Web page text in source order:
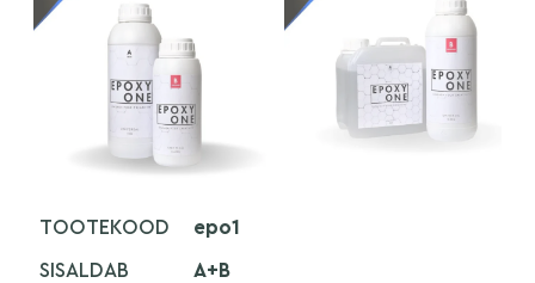
TOOTEKOOD epo1
SISALDAB A+B